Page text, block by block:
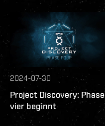
2024-07-30
Project Discovery: Phase
vier beginnt